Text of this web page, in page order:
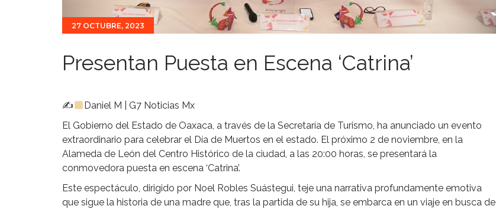
27 OCTUBRE, 2023
Presentan Puesta en Escena ‘Catrina’
✍
Daniel M | G7 Noticias Mx
El Gobierno del Estado de Oaxaca, a través de la Secretaría de Turismo, ha anunciado un evento
extraordinario para celebrar el Día de Muertos en el estado. El próximo 2 de noviembre, en la
Alameda de León del Centro Histórico de la ciudad, a las 20:00 horas, se presentará la
conmovedora puesta en escena ‘Catrina’.
Este espectáculo, dirigido por Noel Robles Suástegui, teje una narrativa profundamente emotiva
que sigue la historia de una madre que, tras la partida de su hija, se embarca en un viaje en busca de